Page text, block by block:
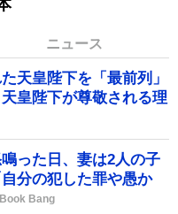
ニュース
天皇陛下を「最前列」
皇陛下が尊敬される理
った日、妻は2人の子
分の犯した罪や愚か
Book Bang